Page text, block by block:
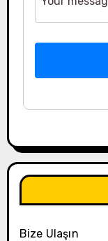
Bize Ulaşın